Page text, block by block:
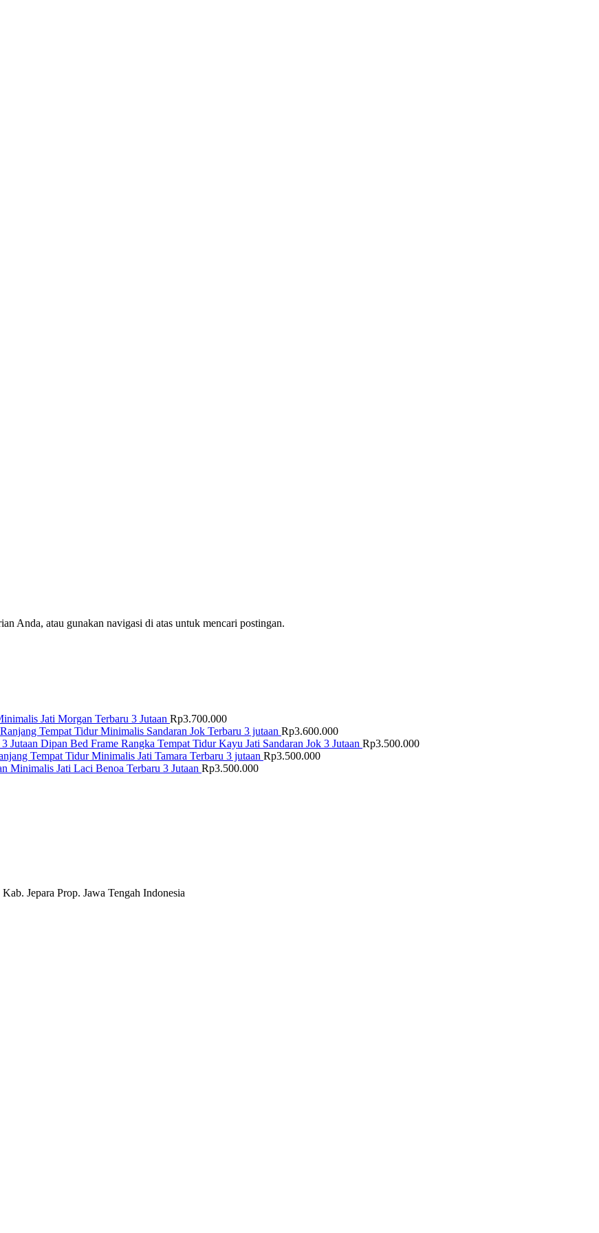
Anda, atau gunakan navigasi di atas untuk mencari postingan.
Jati Morgan Terbaru 3 Jutaan Rp3.700.000
Ranjang Tempat Tidur Minimalis Sandaran Jok Terbaru 3 jutaan Rp3.600.000
Dipan Bed Frame Rangka Tempat Tidur Kayu Jati Sandaran Jok 3 Jutaan Rp3.500.000
Tempat Tidur Minimalis Jati Tamara Terbaru 3 jutaan Rp3.500.000
Minimalis Jati Laci Benoa Terbaru 3 Jutaan Rp3.500.000
Jepara Prop. Jawa Tengah Indonesia